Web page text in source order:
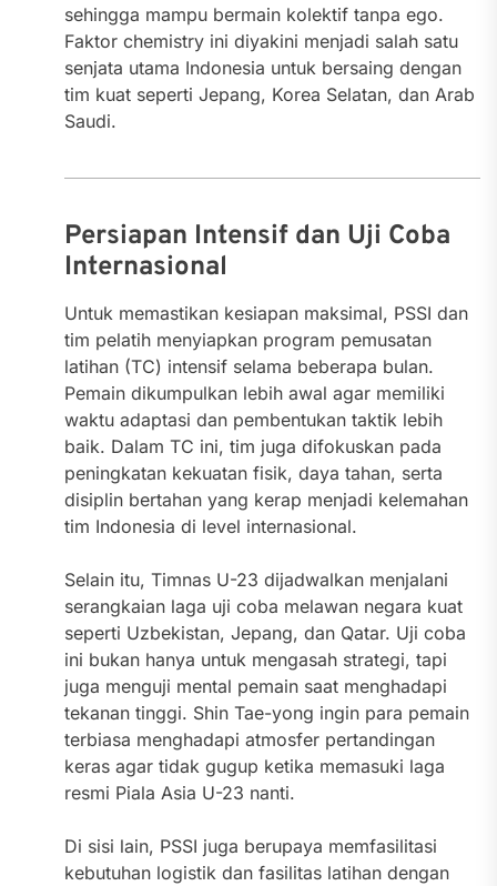
sehingga mampu bermain kolektif tanpa ego.
Faktor chemistry ini diyakini menjadi salah satu
senjata utama Indonesia untuk bersaing dengan
tim kuat seperti Jepang, Korea Selatan, dan Arab
Saudi.
Persiapan Intensif dan Uji Coba
Internasional
Untuk memastikan kesiapan maksimal, PSSI dan
tim pelatih menyiapkan program pemusatan
latihan (TC) intensif selama beberapa bulan.
Pemain dikumpulkan lebih awal agar memiliki
waktu adaptasi dan pembentukan taktik lebih
baik. Dalam TC ini, tim juga difokuskan pada
peningkatan kekuatan fisik, daya tahan, serta
disiplin bertahan yang kerap menjadi kelemahan
tim Indonesia di level internasional.
Selain itu, Timnas U-23 dijadwalkan menjalani
serangkaian laga uji coba melawan negara kuat
seperti Uzbekistan, Jepang, dan Qatar. Uji coba
ini bukan hanya untuk mengasah strategi, tapi
juga menguji mental pemain saat menghadapi
tekanan tinggi. Shin Tae-yong ingin para pemain
terbiasa menghadapi atmosfer pertandingan
keras agar tidak gugup ketika memasuki laga
resmi Piala Asia U-23 nanti.
Di sisi lain, PSSI juga berupaya memfasilitasi
kebutuhan logistik dan fasilitas latihan dengan